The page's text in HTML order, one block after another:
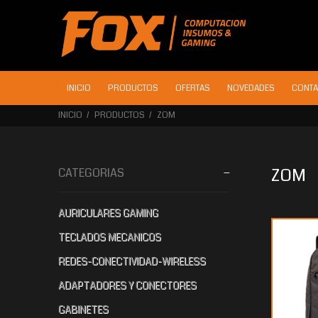
INICIO PRODUCTOS OFERTAS NOVEDADES
INICIO PRODUCTOS ZOM
CATEGORIAS
AURICULARES GAMING
TECLADOS MECANICOS
REDES-CONECTIVIDAD-WIRELESS
ADAPTADORES Y CONECTORES
GABINETES
ZOM